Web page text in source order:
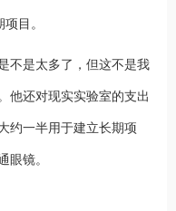
目。
不是太多了，但这不是我
他还对现实实验室的支出
约一半用于建立长期项
眼镜。